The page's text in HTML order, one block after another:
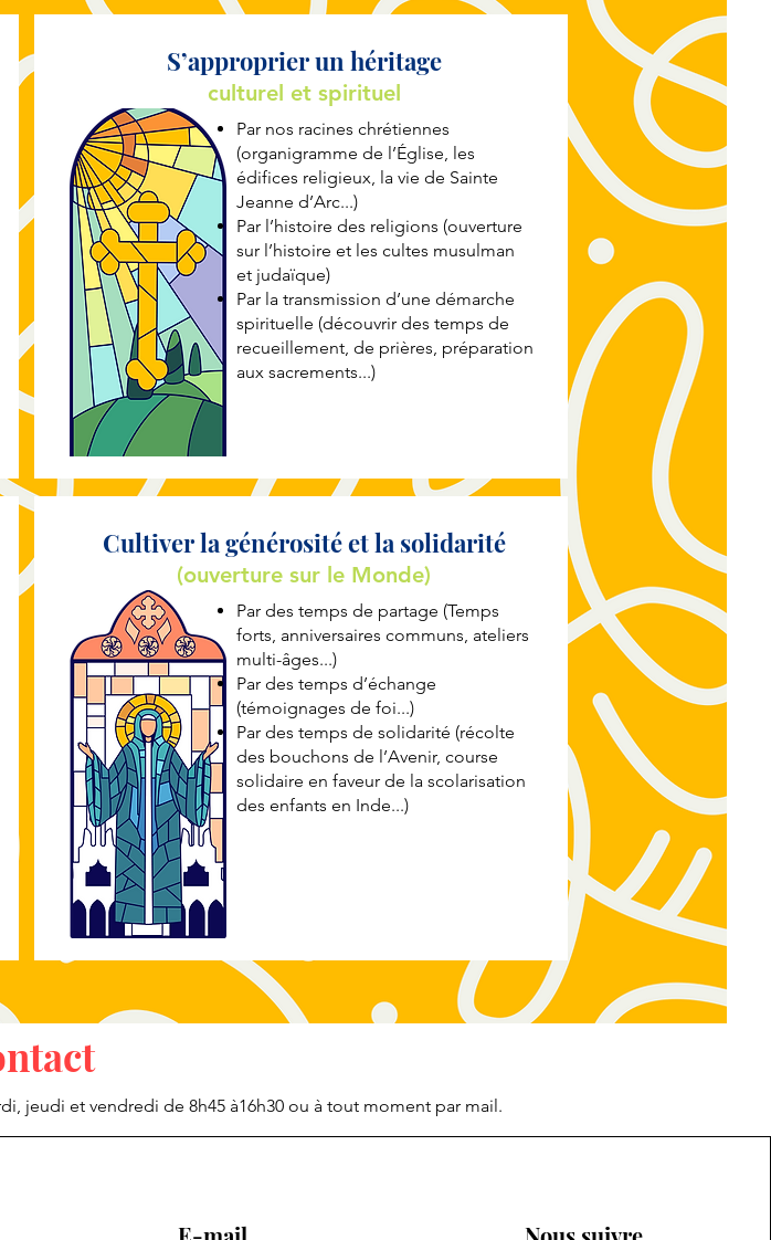
S’approprier un héritage
culturel et spirituel
Par nos racines chrétiennes
(organigramme de l’Église, les
édifices religieux, la vie de Sainte
Jeanne d’Arc...)
Par l’histoire des religions (ouverture
sur l’histoire et les cultes musulman
et judaïque)
Par la transmission d’une démarche
spirituelle (découvrir des temps de
recueillement, de prières, préparation
aux sacrements...)
Cultiver la générosité et la solidarité
(ouverture sur le Monde)
Par des temps de partage (Temps
forts, anniversaires communs, ateliers
multi-âges...)
Par des temps d’échange
(témoignages de foi...)
Par des temps de solidarité (récolte
des bouchons de l’Avenir, course
solidaire en faveur de la scolarisation
des enfants en Inde...)
jeudi et vendredi de 8h45 à16h30 ou à tout moment par mail.